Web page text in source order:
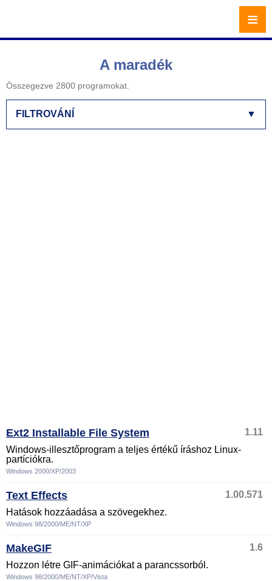
A maradék
Összegezve 2800 programokat.
▼
FILTROVÁNÍ
Ext2 Installable File System
1.11
Windows-illesztőprogram a teljes értékű íráshoz Linux-
partíciókra.
Windows 2000/XP/2003
Text Effects
1.00.571
Hatások hozzáadása a szövegekhez.
Windows 98/2000/ME/NT/XP
MakeGIF
1.6
Hozzon létre GIF-animációkat a parancssorból.
Windows 98/2000/ME/NT/XP/Vista
≡